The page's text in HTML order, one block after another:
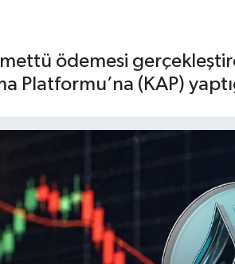
ödemesi
Platformu’na (KAP)